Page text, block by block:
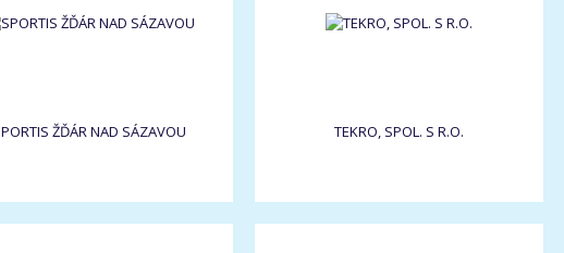
ŽĎÁR NAD SÁZAVOU TEKRO, SPOL. S R.O.